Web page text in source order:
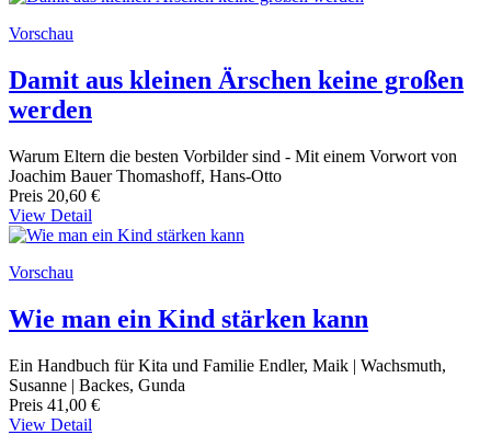
Vorschau
Damit aus kleinen Ärschen keine großen
werden
Warum Eltern die besten Vorbilder sind - Mit einem Vorwort von
Joachim Bauer Thomashoff, Hans-Otto
Preis 20,60 €
View Detail
Vorschau
Wie man ein Kind stärken kann
Ein Handbuch für Kita und Familie Endler, Maik | Wachsmuth,
Susanne | Backes, Gunda
Preis 41,00 €
View Detail